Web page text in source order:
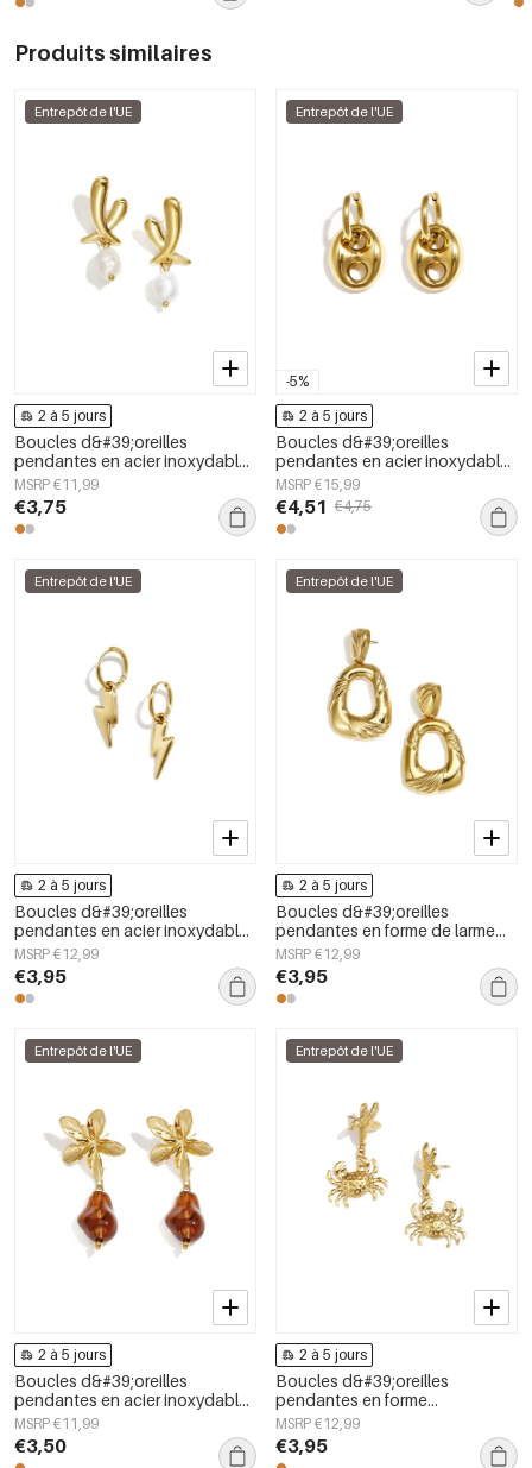
Produits similaires
Entrepôt de l'UE
2 à 5 jours
Boucles d&#39;oreilles
pendantes en acier inoxydable,
forme irrégulière, collection
simple et décontractée pour
femmes
MSRP €11,99
€3,75
-5%
Entrepôt de l'UE
2 à 5 jours
Boucles d&#39;oreilles
pendantes en acier inoxydable,
forme irrégulière, collection
simple et décontractée pour
femmes
MSRP €15,99
€4,51 €4,75
Entrepôt de l'UE
2 à 5 jours
Boucles d&#39;oreilles
pendantes en acier inoxydable,
forme irrégulière, collection
Simple Daily Simple, bijoux pour
femmes
MSRP €12,99
€3,95
Entrepôt de l'UE
2 à 5 jours
Boucles d&#39;oreilles
pendantes en forme de larme
avec motif
MSRP €12,99
€3,95
Entrepôt de l'UE
2 à 5 jours
Boucles d&#39;oreilles
pendantes en acier inoxydable,
style floral, collection
décontractée et simple pour
femmes
MSRP €11,99
€3,50
Entrepôt de l'UE
2 à 5 jours
Boucles d&#39;oreilles
pendantes en forme
d&#39;étoile de mer avec crabe
MSRP €12,99
€3,95